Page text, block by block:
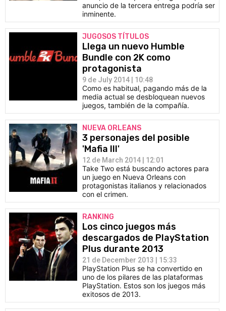
anuncio de la tercera entrega podría ser
inminente.
JUGOSOS TÍTULOS
Llega un nuevo Humble
Bundle con 2K como
protagonista
9 de July 2014 | 10:48
Como es habitual, pagando más de la
media actual se desbloquean nuevos
juegos, también de la compañía.
NUEVA ORLEANS
3 personajes del posible
'Mafia III'
12 de March 2014 | 12:01
Take Two está buscando actores para
un juego en Nueva Orleans con
protagonistas italianos y relacionados
con el crimen.
RANKING
Los cinco juegos más
descargados de PlayStation
Plus durante 2013
21 de December 2013 | 15:33
PlayStation Plus se ha convertido en
uno de los pilares de las plataformas
PlayStation. Estos son los juegos más
exitosos de 2013.